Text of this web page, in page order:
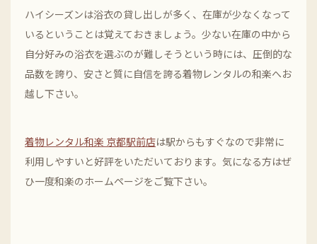
ハイシーズンは浴衣の貸し出しが多く、在庫が少なくなって
いるということは覚えておきましょう。少ない在庫の中から
自分好みの浴衣を選ぶのが難しそうという時には、圧倒的な
品数を誇り、安さと質に自信を誇る着物レンタルの和楽へお
越し下さい。
着物レンタル和楽 京都駅前店は駅からもすぐなので非常に
利用しやすいと好評をいただいております。気になる方はぜ
ひ一度和楽のホームページをご覧下さい。